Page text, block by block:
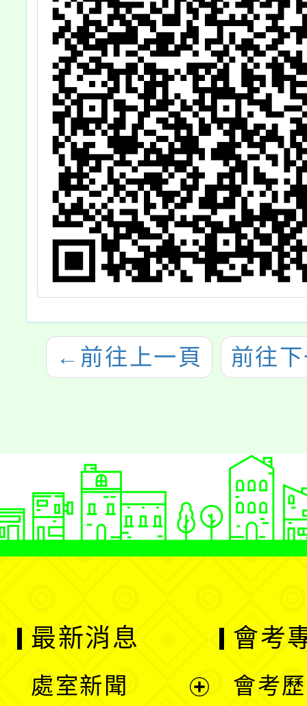
← 前往上一頁 前往
最新消息
處室新聞
會考
會考